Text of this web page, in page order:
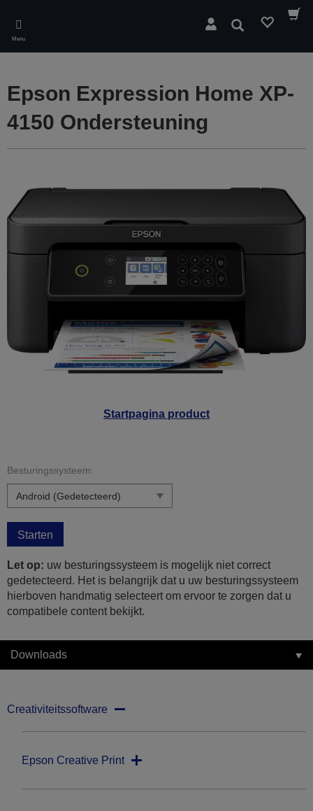
main
content
Menu
Zoeken
Startpagina product
Epson Expression Home XP-
4150 Ondersteuning
Besturingssysteem:
Starten
Let op: uw besturingssysteem is mogelijk niet correct
gedetecteerd. Het is belangrijk dat u uw besturingssysteem
hierboven handmatig selecteert om ervoor te zorgen dat u
compatibele content bekijkt.
Downloads
Creativiteitssoftware
Epson Creative Print